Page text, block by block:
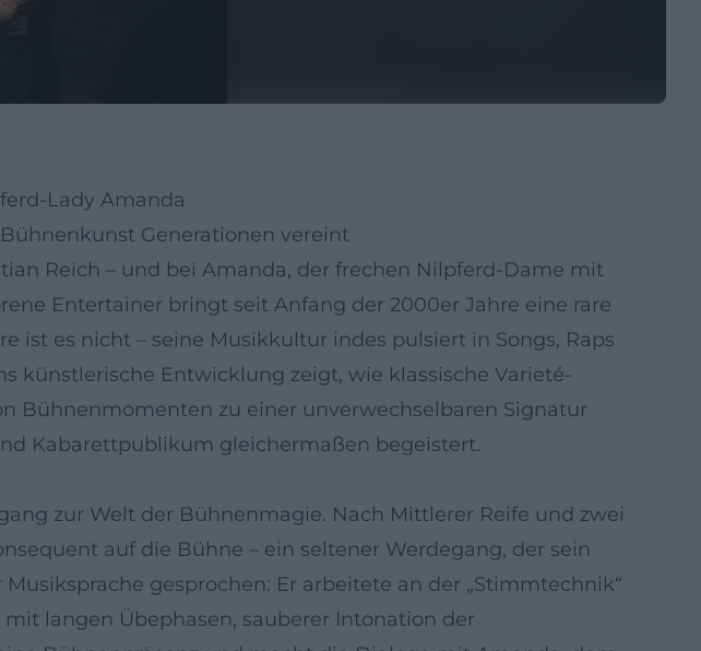
Lady Amanda
Generationen vereint
Reich – und bei Amanda, der frechen Nilpferd-Dame mit
Entertainer bringt seit Anfang der 2000er Jahre eine rare
es nicht – seine Musikkultur indes pulsiert in Songs, Raps
künstlerische Entwicklung zeigt, wie klassische Varieté-
Bühnenmomenten zu einer unverwechselbaren Signatur
Kabarettpublikum gleichermaßen begeistert.
zur Welt der Bühnenmagie. Nach Mittlerer Reife und zwei
auf die Bühne – ein seltener Werdegang, der sein
gesprochen: Er arbeitete an der „Stimmtechnik“
langen Übephasen, sauberer Intonation der